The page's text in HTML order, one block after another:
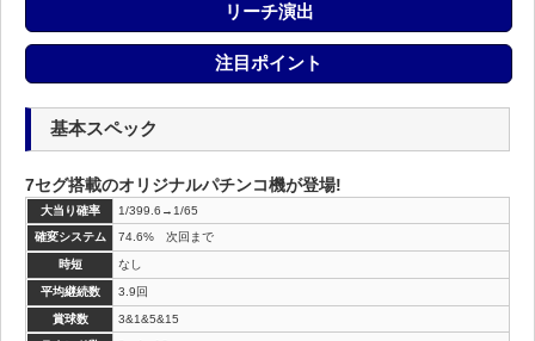
リーチ演出
注目ポイント
基本スペック
7セグ搭載のオリジナルパチンコ機が登場!
大当り確率
1/399.6→1/65
確変システム
74.6% 次回まで
時短 なし
平均継続数 3.9回
賞球数
3&1&5&15